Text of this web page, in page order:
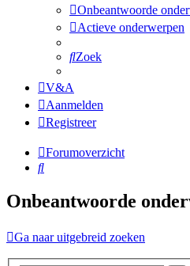
Onbeantwoorde
Actieve onderwerpen
Zoek
V&A
Aanmelden
Registreer
Forumoverzicht
Zoek
Onbeantwoorde
Ga naar uitgebreid zoeken